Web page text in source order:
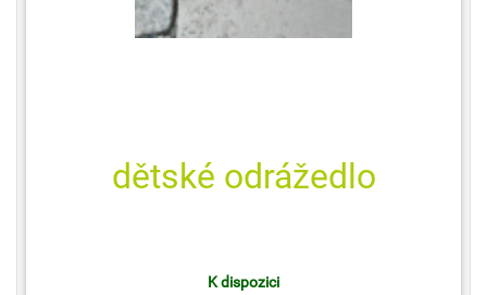
dětské odrážedlo
K dispozici